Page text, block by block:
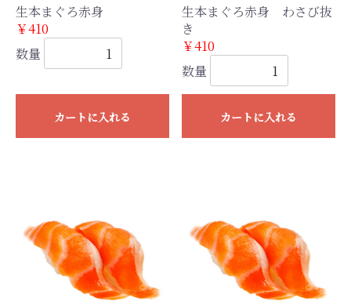
生本まぐろ赤身
￥410
数量
カートに入れる
生本まぐろ赤身 わさび抜
き
￥410
数量
カートに入れる